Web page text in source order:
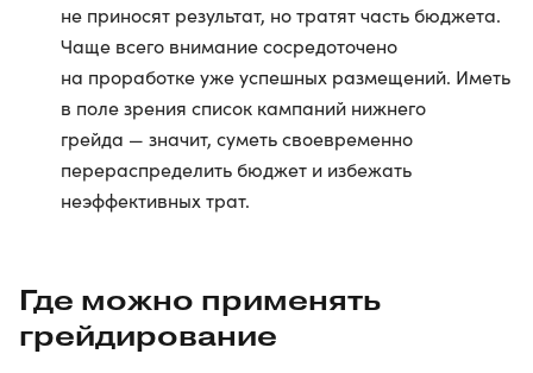
не приносят результат, но тратят часть бюджета.
Чаще всего внимание сосредоточено
на проработке уже успешных размещений. Иметь
в поле зрения список кампаний нижнего
грейда — значит, суметь своевременно
перераспределить бюджет и избежать
неэффективных трат.
Где можно применять
грейдирование